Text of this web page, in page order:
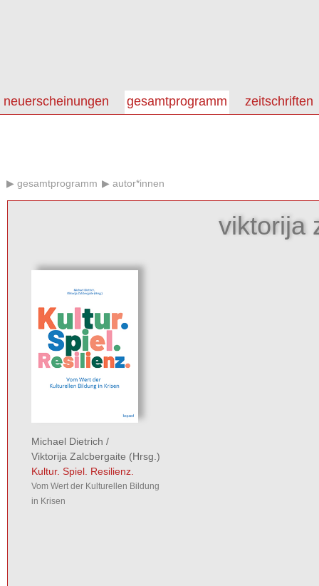
neuerscheinungen gesamtprogramm zeitschriften
gesamtprogramm autor*innen
viktorija
Michael Dietrich /
Viktorija Zalcbergaite (Hrsg.)
Kultur. Spiel. Resilienz.
Vom Wert der Kulturellen Bildung
in Krisen